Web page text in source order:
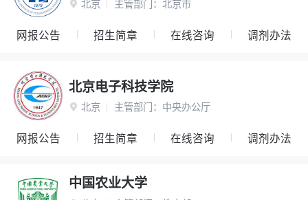
 北京 主管部门： 北京市
网报公告 招生简章 在线咨询 调剂办法
北京电子科技学院
 北京 主管部门： 中央办公厅
网报公告 招生简章 在线咨询 调剂办法
中国农业大学